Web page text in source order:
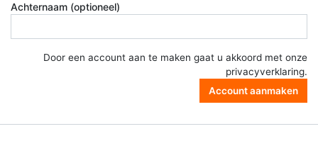
Achternaam (optioneel)
Door een account aan te maken gaat u akkoord met onze
privacyverklaring.
Account aanmaken